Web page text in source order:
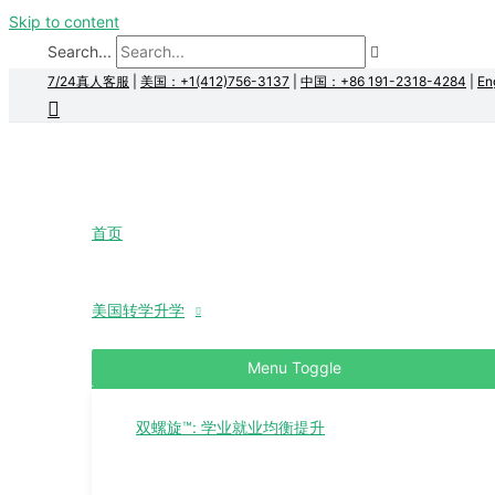
Skip to content
Search...
7/24真人客服 美国：+1(412)756-3137 中国：+86 191-2318-4284
首页
美国转学升学
Menu Toggle
双螺旋™: 学业就业均衡提升